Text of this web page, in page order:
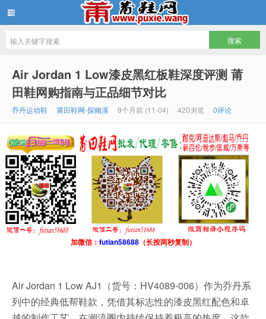
Air Jordan 1 Low漆皮黑红板鞋深度评测 莆
田鞋网购指南与正品细节对比
乔丹运动鞋 莆田鞋网-探幽溪 9个月前 (11-04) 420浏览 0评论
加微信： futian58688（长按两秒复制）
Air Jordan 1 Low AJ1（货号：HV4089-006）作为乔丹系
列中的经典低帮鞋款，凭借其标志性的漆皮黑红配色和卓